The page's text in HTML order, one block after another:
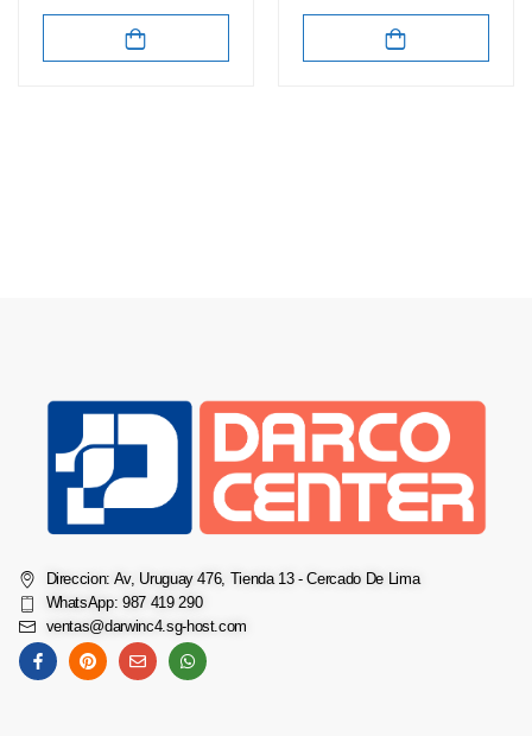
Direccion: Av, Uruguay 476, Tienda 13 - Cercado De Lima
WhatsApp: 987 419 290
ventas@darwinc4.sg-host.com